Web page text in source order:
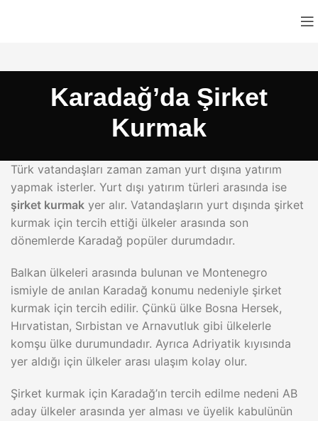
Karadağ’da Şirket
Kurmak
Türk vatandaşları zaman zaman yurt dışına yatırım
yapmak isterler. Yurt dışı yatırım türleri arasında ise
şirket kurmak yer alır. Vatandaşların yurt dışında şirket
kurmak için tercih ettiği ülkeler arasında son
dönemlerde Karadağ popüler durumdadır.
Balkan ülkeleri arasında bulunan ve Montenegro
ismiyle de anılan Karadağ konumu nedeniyle şirket
kurmak için tercih edilir. Çünkü ülke Bosna Hersek,
Hırvatistan, Sırbistan ve Arnavutluk gibi ülkelerle
komşu ülke durumundadır. Ayrıca Adriyatik kıyısında
yer aldığı için ülkeler arası ulaşım kolay olur.
Şirket kurmak için Karadağ’ın tercih edilme nedeni AB
aday ülkeler arasında yer alması ve üyelik kabulünün